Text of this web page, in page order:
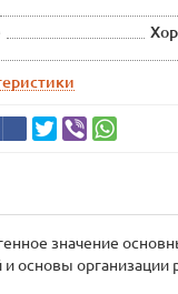
значение
основы организации